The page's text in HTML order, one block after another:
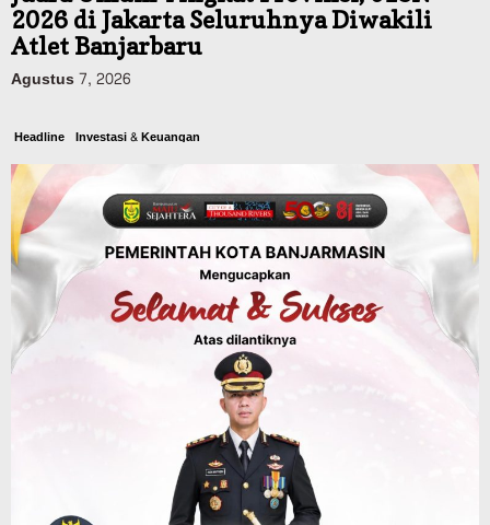
2026 di Jakarta Seluruhnya Diwakili
Atlet Banjarbaru
Agustus 7, 2026
Headline Investasi & Keuangan
KUA-PPAS 2027 Banjarbaru Defisit 170
Miliar, Pendapatan 1,2 Triliun Belanja
1,37 Triliun, Tutup Kekurangan dari
SiLPA
Agustus 7, 2026
Kalsel
Operasi Sikat Intan 2026 Berakhir, Polda
Kalsel Amankan Ribuan Miras Hingga